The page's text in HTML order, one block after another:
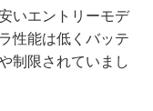
いエントリーモデ
性能は低くバッテ
制限されていまし